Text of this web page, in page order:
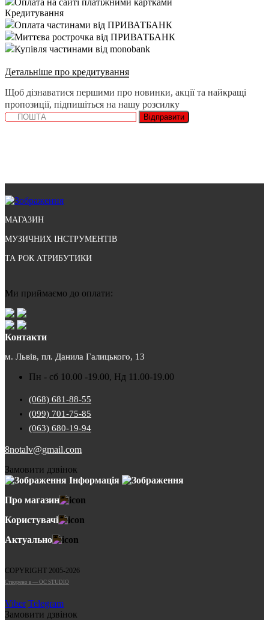
Оплата на сайті платіжними картками
Кредитування
Оплата частинами від ПРИВАТБАНК
Миттєва рострочка від ПРИВАТБАНК
Купівля частинами від monobank
Детальніше про кредитування
Щоб дізнаватися першими про новинки, акції та найкращі
пропозиції, підпишіться на нашу розсилку
Відправити
МАГАЗИН
МУЗИЧНИХ ІНСТРУМЕНТІВ
ТА РОК АТРИБУТИКИ
Ми приймаємо до оплати:
Контакти
м. Львів, пл. Данила Галицького, 13
Пн - сб 10.00 -19.00, Нд 11.00-19.00
(068) 681-88-55
(099) 701-75-85
(063) 680-19-94
8notalv@gmail.com
Замовити дзвінок
Інформація
Про магазин
Користувачі
Актуально
COPYRIGHT 2005-2026
Cтворено в — OC STUDIO
Viber Telegram
Замовити дзвінок